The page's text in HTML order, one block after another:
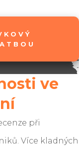
ve
při
Více kladných